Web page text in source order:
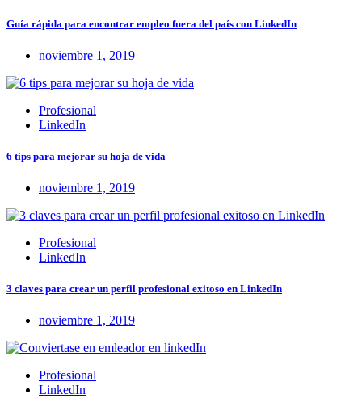
Guía rápida para encontrar empleo fuera del país con LinkedIn
noviembre 1, 2019
Profesional
LinkedIn
6 tips para mejorar su hoja de vida
noviembre 1, 2019
Profesional
LinkedIn
3 claves para crear un perfil profesional exitoso en LinkedIn
noviembre 1, 2019
Profesional
LinkedIn